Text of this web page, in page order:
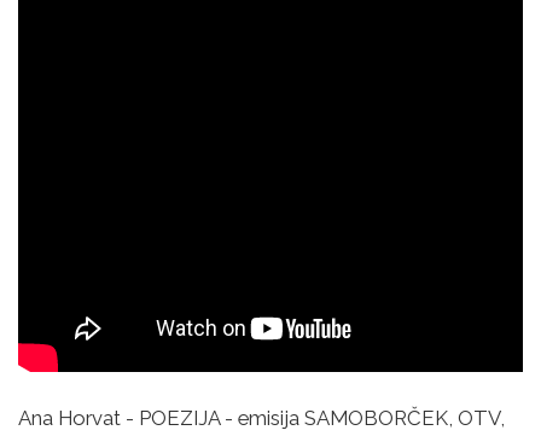
Ana Horvat - POEZIJA - emisija SAMOBORČEK, OTV,